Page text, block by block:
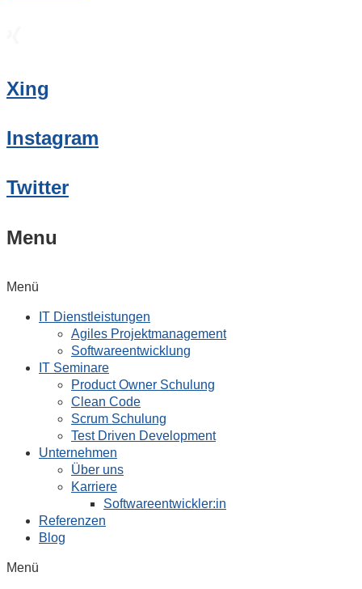
Xing
Instagram
Twitter
Menu
Menü
IT Dienstleistungen
Agiles Projektmanagement
Softwareentwicklung
IT Seminare
Product Owner Schulung
Clean Code
Scrum Schulung
Test Driven Development
Unternehmen
Über uns
Karriere
Softwareentwickler:in
Referenzen
Blog
Menü